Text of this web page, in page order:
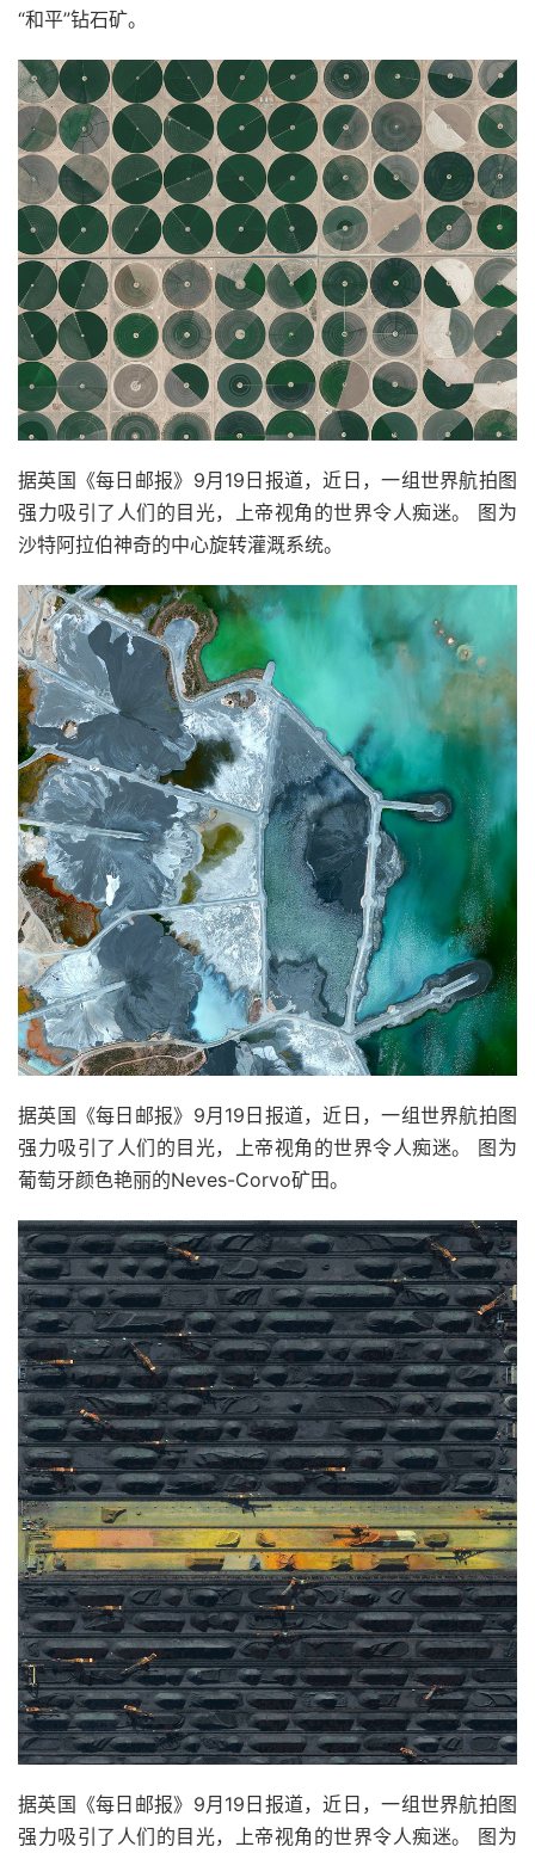
“和平”钻石矿。
据英国《每日邮报》9月19日报道，近日，一组世界航拍图
强力吸引了人们的目光，上帝视角的世界令人痴迷。 图为
沙特阿拉伯神奇的中心旋转灌溉系统。
据英国《每日邮报》9月19日报道，近日，一组世界航拍图
强力吸引了人们的目光，上帝视角的世界令人痴迷。 图为
葡萄牙颜色艳丽的Neves-Corvo矿田。
据英国《每日邮报》9月19日报道，近日，一组世界航拍图
强力吸引了人们的目光，上帝视角的世界令人痴迷。 图为